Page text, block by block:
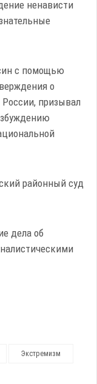
ненависти
с помощью
о
призывал
районный суд
дела об
Экстремизм